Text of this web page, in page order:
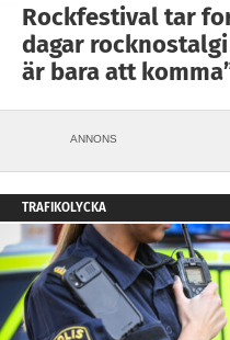
Rockfestival tar
dagar
är bara att
ANNONS
TRAFIKOLYCKA